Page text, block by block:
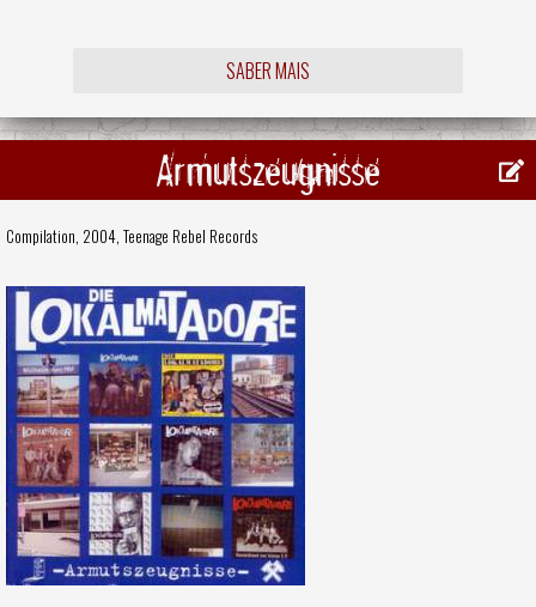
SABER MAIS
Armutszeugnisse
Compilation, 2004, Teenage Rebel Records